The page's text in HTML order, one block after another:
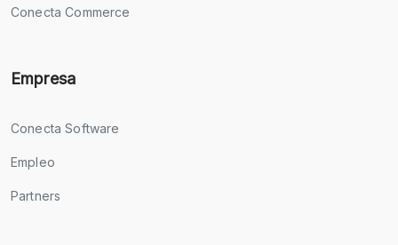
Conecta Commerce
Empresa
Conecta Software
Empleo
Partners